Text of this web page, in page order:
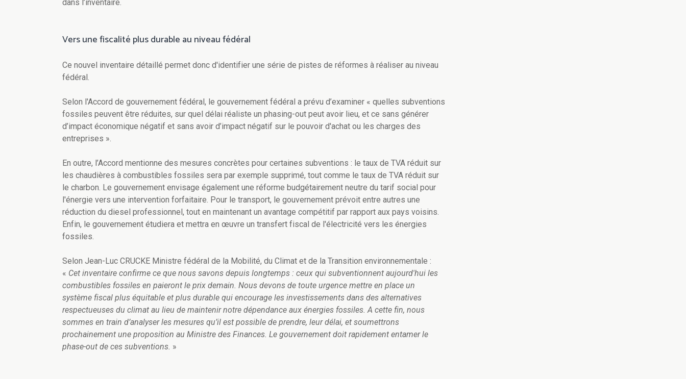
dans l’inventaire.
Vers une fiscalité plus durable au niveau fédéral
Ce nouvel inventaire détaillé permet donc d'identifier une série de pistes de réformes à réaliser au niveau
fédéral.
Selon l'Accord de gouvernement fédéral, le gouvernement fédéral a prévu d’examiner « quelles subventions
fossiles peuvent être réduites, sur quel délai réaliste un phasing-out peut avoir lieu, et ce sans générer
d’impact économique négatif et sans avoir d’impact négatif sur le pouvoir d'achat ou les charges des
entreprises ».
En outre, l’Accord mentionne des mesures concrètes pour certaines subventions : le taux de TVA réduit sur
les chaudières à combustibles fossiles sera par exemple supprimé, tout comme le taux de TVA réduit sur
le charbon. Le gouvernement envisage également une réforme budgétairement neutre du tarif social pour
l'énergie vers une intervention forfaitaire. Pour le transport, le gouvernement prévoit entre autres une
réduction du diesel professionnel, tout en maintenant un avantage compétitif par rapport aux pays voisins.
Enfin, le gouvernement étudiera et mettra en œuvre un transfert fiscal de l'électricité vers les énergies
fossiles.
Selon Jean-Luc CRUCKE Ministre fédéral de la Mobilité, du Climat et de la Transition environnementale :
« Cet inventaire confirme ce que nous savons depuis longtemps : ceux qui subventionnent aujourd'hui les
combustibles fossiles en paieront le prix demain. Nous devons de toute urgence mettre en place un
système fiscal plus équitable et plus durable qui encourage les investissements dans des alternatives
respectueuses du climat au lieu de maintenir notre dépendance aux énergies fossiles. A cette fin, nous
sommes en train d’analyser les mesures qu’il est possible de prendre, leur délai, et soumettrons
prochainement une proposition au Ministre des Finances. Le gouvernement doit rapidement entamer le
phase-out de ces subventions. »